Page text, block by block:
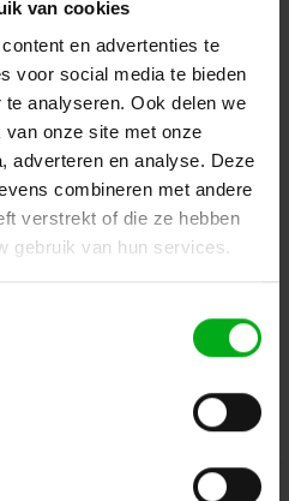
van cookies
en advertenties te
voor social media te bieden
analyseren. Ook delen we
onze site met onze
adverteren en analyse. Deze
combineren met andere
verstrekt of die ze hebben
gebruik van hun services.
schets naar uitvoering
+ 31 85 40 15 92 9
Volg ons op Facebook
Volg ons op Linkedin